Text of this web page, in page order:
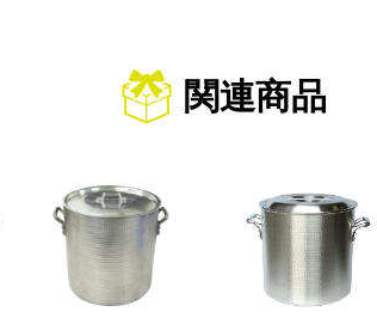
関連商品